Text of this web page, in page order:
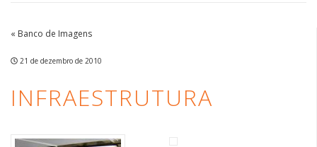
« Banco de Imagens
21 de dezembro de 2010
INFRAESTRUTURA